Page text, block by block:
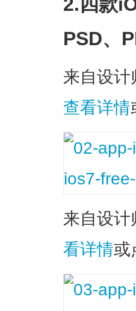
PSD、
来自设
查看详情
来自设
看详情或